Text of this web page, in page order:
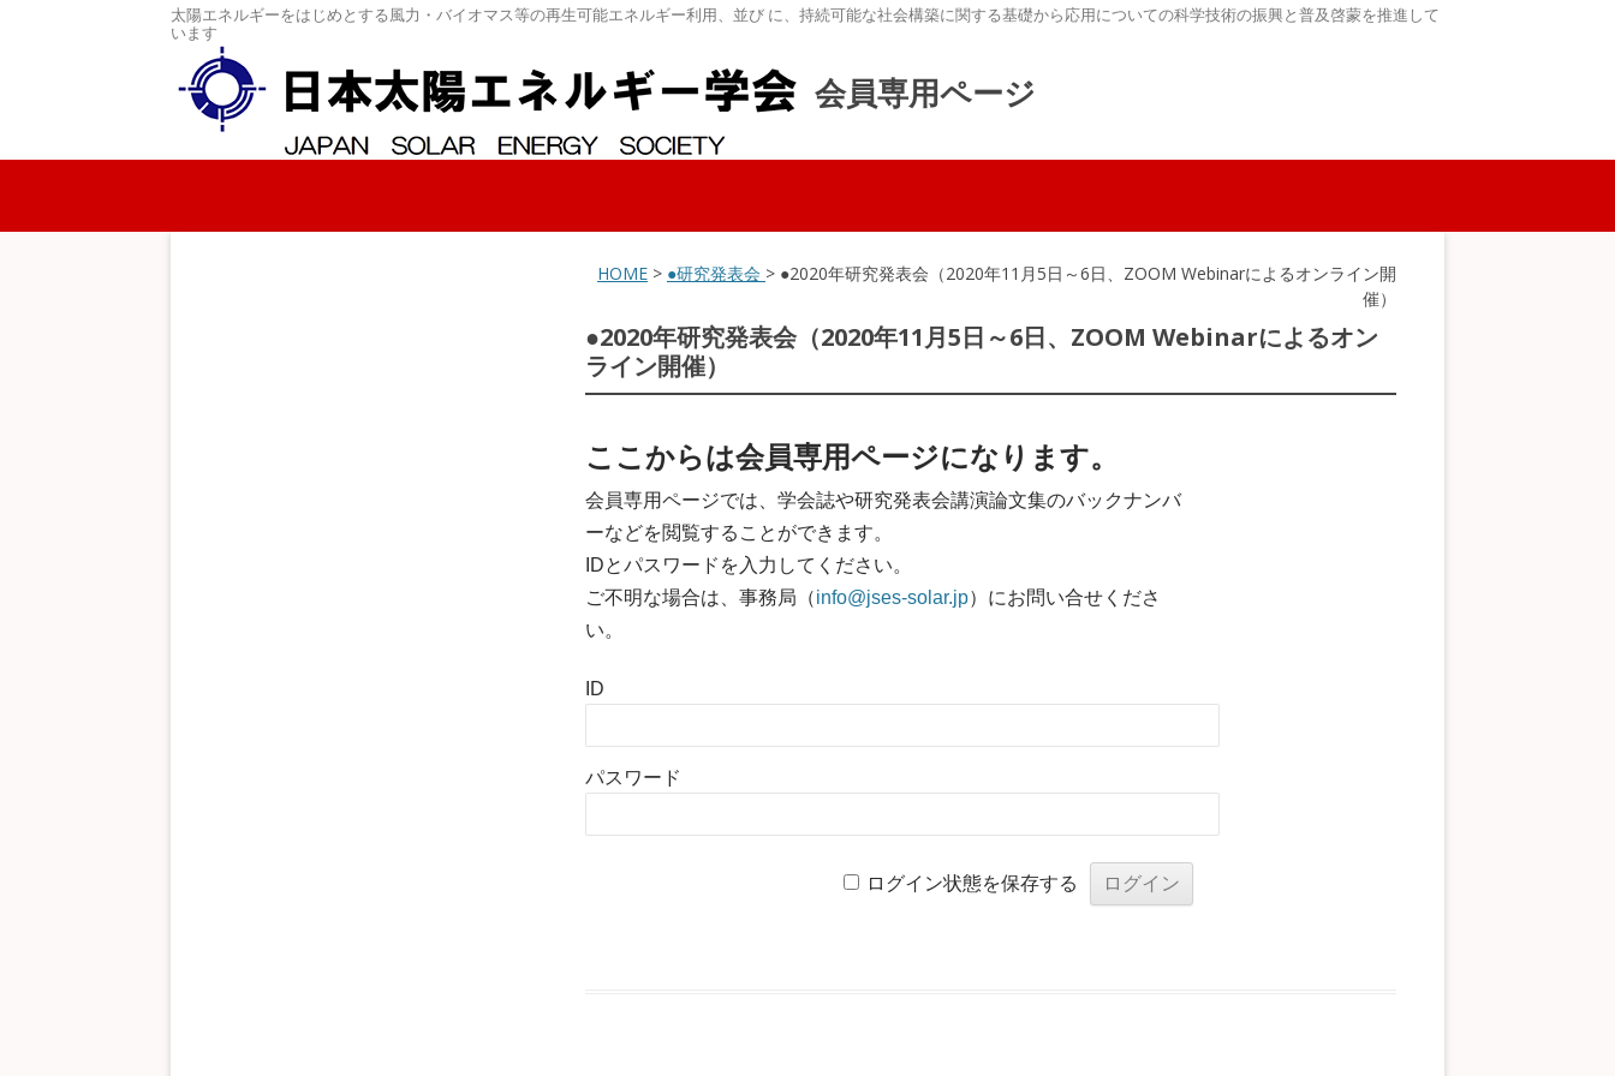
太陽エネルギーをはじめとする風力・バイオマス等の再生可能エネルギー利用、並び に、持続可能な社会構築に関する基礎から応用についての科学技術の振興と普及啓蒙を推進して
います
会員専用ページ
コンテンツへスキップ
HOME > ●研究発表会 > ●2020年研究発表会（2020年11月5日～6日、ZOOM Webinarによるオンライン開
催）
●2020年研究発表会（2020年11月5日～6日、ZOOM Webinarによるオン
ライン開催）
ここからは会員専用ページになります。
会員専用ページでは、学会誌や研究発表会講演論文集のバックナンバ
ーなどを閲覧することができます。
IDとパスワードを入力してください。
ご不明な場合は、事務局（info@jses-solar.jp）にお問い合せくださ
い。
ID
パスワード
ログイン状態を保存する